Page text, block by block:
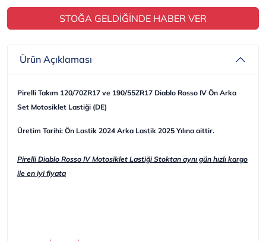
STOĞA GELDİĞİNDE HABER VER
Ürün Açıklaması
Pirelli Takım 120/70ZR17 ve 190/55ZR17 Diablo Rosso IV Ön Arka
Set Motosiklet Lastiği (DE)
Üretim Tarihi: Ön Lastik 2024 Arka Lastik 2025 Yılına aittir.
Pirelli Diablo Rosso IV Motosiklet Lastiği Stoktan aynı gün hızlı kargo
ile en iyi fiyata